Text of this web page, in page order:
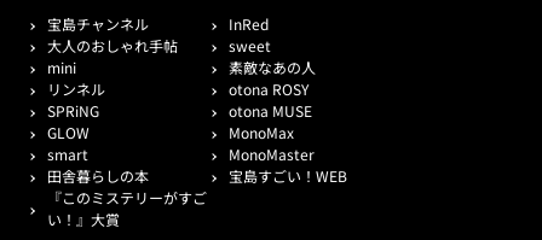
宝島チャンネル
InRed
大人のおしゃれ手帖
sweet
mini
素敵なあの人
リンネル
otona ROSY
SPRiNG
otona MUSE
GLOW
MonoMax
smart
MonoMaster
田舎暮らしの本
宝島すごい！WEB
『このミステリーがすご
い！』大賞